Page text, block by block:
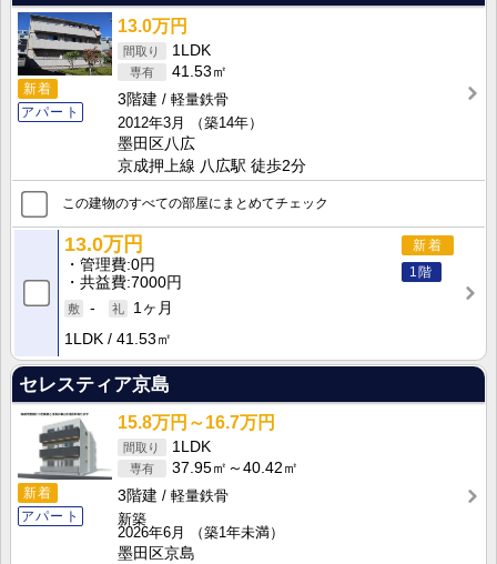
新着
アパート
13.0万円
1LDK
41.53㎡
3階建
軽量鉄骨
2012年3月
（築14年）
墨田区八広
京成押上線 八広駅 徒歩2分
この建物のすべての部屋にまとめてチェック
新着
1階
13.0万円
管理費 0円
共益費 7000円
-
1ヶ月
1LDK
41.53㎡
セレスティア京島
新着
アパート
15.8万円～16.7万円
1LDK
37.95㎡～40.42㎡
3階建
軽量鉄骨
新築
2026年6月
（築1年未満）
墨田区京島